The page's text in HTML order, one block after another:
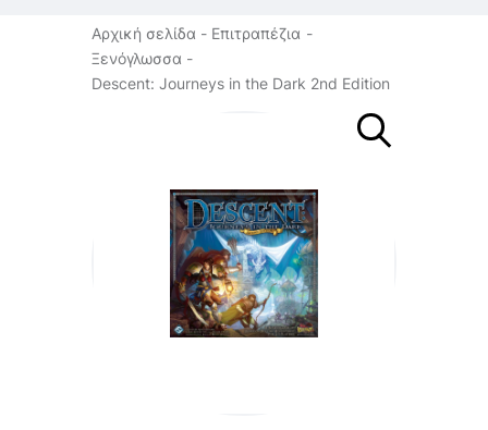
Αρχική σελίδα
Επιτραπέζια
Ξενόγλωσσα
Descent: Journeys in the Dark 2nd Edition